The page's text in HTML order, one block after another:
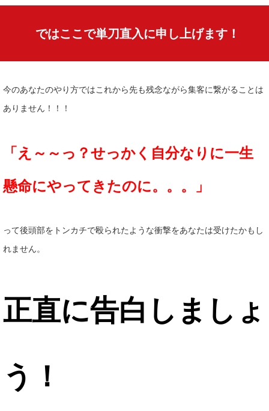
ではここで単刀直入に申し上げます！
今のあなたのやり方ではこれから先も残念ながら集客に繋がることは
ありません！！！
「え～～っ？せっかく自分なりに一生
懸命にやってきたのに。。。」
って後頭部をトンカチで殴られたような衝撃をあなたは受けたかもし
れません。
正直に告白しましょ
う！